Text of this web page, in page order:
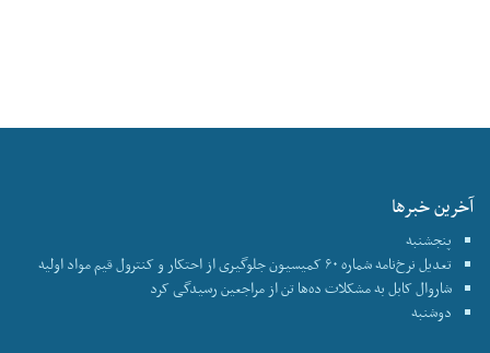
آخرین خبرها
پنجشنبه
تعدیل نرخ‌نامه شماره ۶۰ کمیسیون جلوگیری از احتکار و کنترول قیم مواد اولیه
شاروال کابل به مشکلات ده‌ها تن از مراجعین رسیدگی کرد
دوشنبه